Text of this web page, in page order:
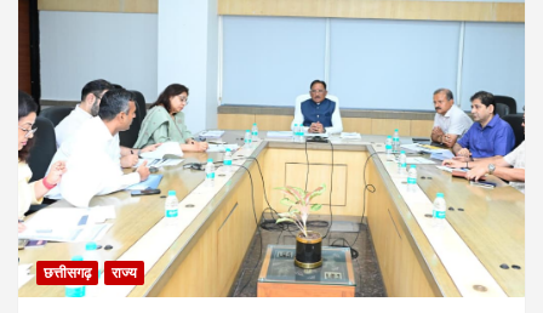
छत्तीसगढ़ राज्य